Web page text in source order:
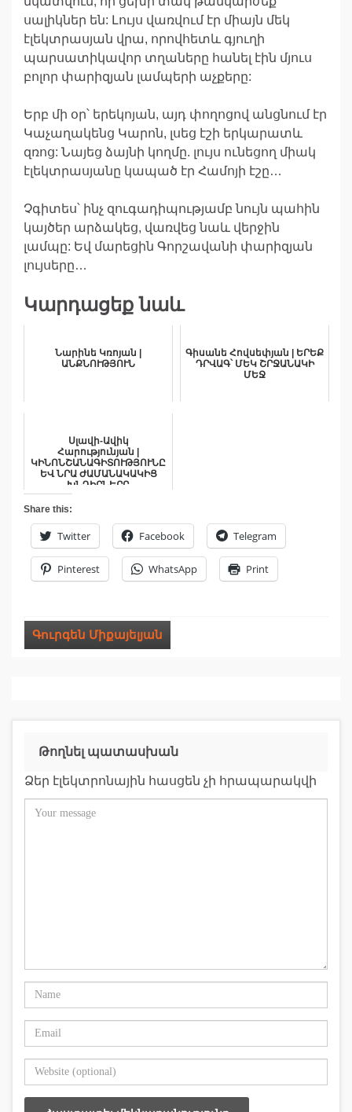
սալիկներ են: Լույս վառվում էր միայն մեկ
էլեկտրասյան վրա, որովհետև գյուղի
պարսատիկավոր տղաները հանել էին մյուս
բոլոր փարիզյան լամպերի աչքերը:
Երբ մի օր՝ երեկոյան, այդ փողոցով անցնում էր
Կաչաղակենց Կարոն, լսեց էշի երկարատև
զռոց: Նայեց ձայնի կողմը. լույս ունեցող միակ
էլեկտրասյանը կապած էր Համոյի էշը…
Չգիտես՝ ինչ զուգադիպությամբ նույն պահին
կայծեր արձակեց, վառվեց նաև վերջին
լամպը: Եվ մարեցին Գորշավանի փարիզյան
լույսերը…
Կարդացեք նաև
Նարինե Կռոյան |
ԱՆՔՆՈՒԹՅՈՒՆ
Գիսանե Հովսեփյան | ԵՐԵՔ
ԴՐՎԱԳ՝ ՄԵԿ ՇՐՋԱՆԱԿԻ
ՄԵՋ
Սլավի-Ավիկ
Հարությունյան |
ԿԻՆՈՆՇԱՆԱԳԻՏՈՒԹՅՈՒՆԸ
ԵՎ ՆՐԱ ԺԱՄԱՆԱԿԱԿԻՑ
ԽՆԴԻՐՆԵՐԸ
Share this:
Twitter Facebook Telegram
Pinterest WhatsApp Print
Գուրգեն Միքայելյան
Թողնել պատասխան
Ձեր էլեկտրոնային հասցեն չի հրապարակվի